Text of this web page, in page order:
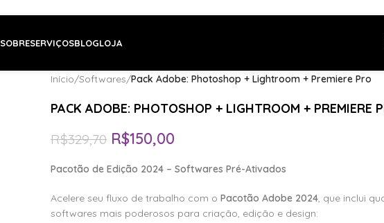
SOBRESERVIÇOSBLOGLOJA
Início/Softwares/Pack Adobe: Photoshop + Lightroom + Premiere Pro
PACK ADOBE: PHOTOSHOP + LIGHTROOM + PREMIERE
R$329,70 R$150,00
Pacotão de Edição 2024 – Softwares Pré-Ativados
Acelere seu fluxo de trabalho com o Pacotão Adobe 2024, que inclui
softwares mais poderosos para criação, edição e design: